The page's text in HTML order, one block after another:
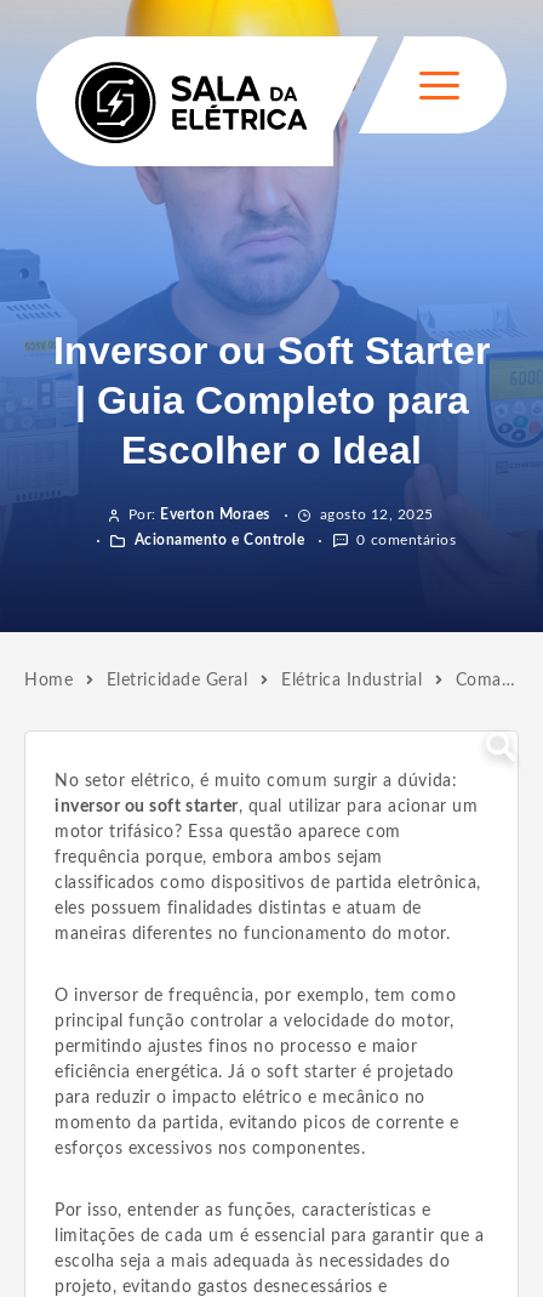
Inversor ou Soft Starter
| Guia Completo para
Escolher o Ideal
Por: Everton Moraes
agosto 12, 2025
Acionamento e Controle
0 comentários
Home Eletricidade Geral Elétrica Industrial Comandos Elétricos
No setor elétrico, é muito comum surgir a dúvida:
inversor ou soft starter, qual utilizar para acionar um
motor trifásico? Essa questão aparece com
frequência porque, embora ambos sejam
classificados como dispositivos de partida eletrônica,
eles possuem finalidades distintas e atuam de
maneiras diferentes no funcionamento do motor.
O inversor de frequência, por exemplo, tem como
principal função controlar a velocidade do motor,
permitindo ajustes finos no processo e maior
eficiência energética. Já o soft starter é projetado
para reduzir o impacto elétrico e mecânico no
momento da partida, evitando picos de corrente e
esforços excessivos nos componentes.
Por isso, entender as funções, características e
limitações de cada um é essencial para garantir que a
escolha seja a mais adequada às necessidades do
projeto, evitando gastos desnecessários e